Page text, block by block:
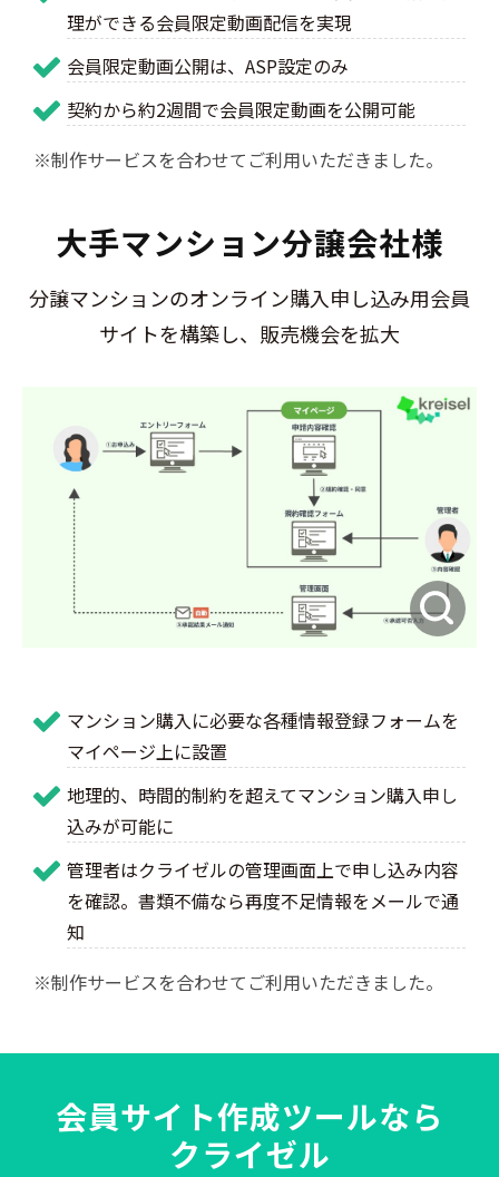
理ができる会員限定動画配信を実現
会員限定動画公開は、ASP設定のみ
契約から約2週間で会員限定動画を公開可能
※制作サービスを合わせてご利用いただきました。
大手マンション分譲会社様
分譲マンションのオンライン購入申し込み用会員
サイトを構築し、販売機会を拡大
マンション購入に必要な各種情報登録フォームを
マイページ上に設置
地理的、時間的制約を超えてマンション購入申し
込みが可能に
管理者はクライゼルの管理画面上で申し込み内容
を確認。書類不備なら再度不足情報をメールで通
知
※制作サービスを合わせてご利用いただきました。
会員サイト作成ツールなら
クライゼル